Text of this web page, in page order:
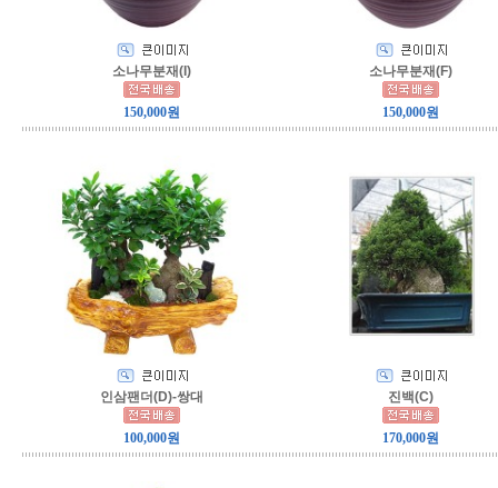
소나무분재(I)
150,000원
소나무분재(F)
150,000원
인삼팬더(D)-쌍대
100,000원
진백(C)
170,000원